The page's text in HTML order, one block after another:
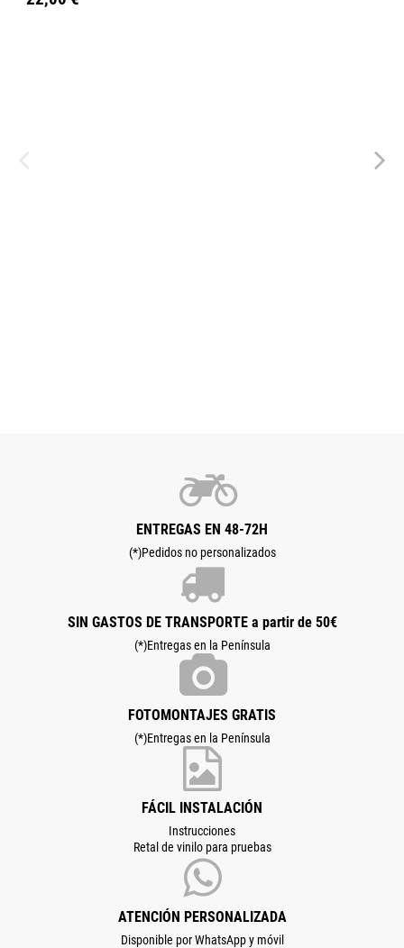
ENTREGAS EN 48-72H
(*)Pedidos no personalizados
SIN GASTOS DE TRANSPORTE a partir de 50€
(*)Entregas en la Península
FOTOMONTAJES GRATIS
(*)Entregas en la Península
FÁCIL INSTALACIÓN
Instrucciones
Retal de vinilo para pruebas
ATENCIÓN PERSONALIZADA
Disponible por WhatsApp y móvil